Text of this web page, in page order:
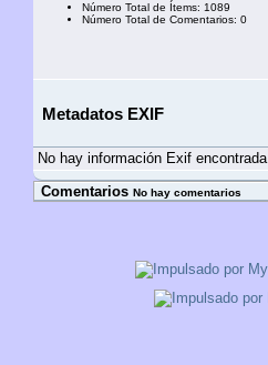
Número Total de Ítems: 1089
Número Total de Comentarios: 0
Metadatos EXIF
No hay información Exif encontrada
Comentarios No hay comentarios